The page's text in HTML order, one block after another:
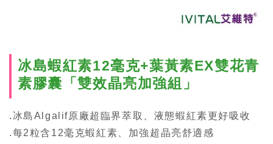
冰島蝦紅素12毫克+葉黃素EX雙花青
素膠囊「雙效晶亮加強組」
.冰島Algalif原廠超臨界萃取、液態蝦紅素更好吸收
.每2粒含12毫克蝦紅素、加強超晶亮舒適感